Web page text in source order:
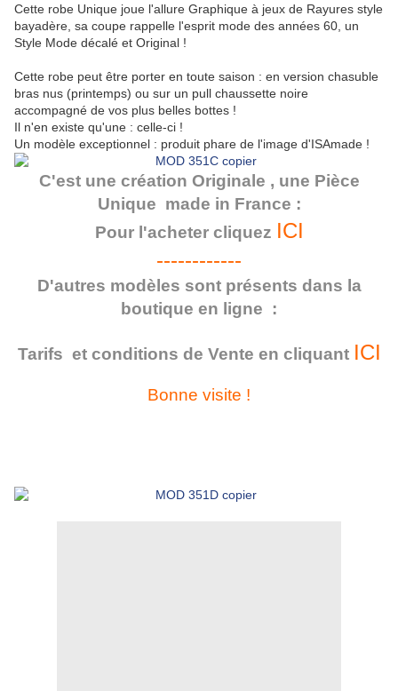
Cette robe Unique joue l'allure Graphique à jeux de Rayures style
bayadère, sa coupe rappelle l'esprit mode des années 60, un
Style Mode décalé et Original !
Cette robe peut être porter en toute saison : en version chasuble
bras nus (printemps) ou sur un pull chaussette noire
accompagné de vos plus belles bottes !
Il n'en existe qu'une : celle-ci !
Un modèle exceptionnel : produit phare de l'image d'ISAmade !
C'est une création Originale , une Pièce
Unique made in France :
Pour l'acheter cliquez ICI
------------
D'autres modèles sont présents dans la
boutique en ligne :
Tarifs et conditions de Vente en cliquant ICI
Bonne visite !